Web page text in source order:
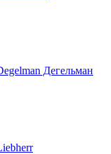
Дегельман